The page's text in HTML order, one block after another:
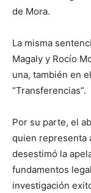
de Mora.
La misma
Magaly y Rocío
una, también en
“Transferencias”.
Por su parte, el
quien representa
desestimó la
fundamentos
investigación